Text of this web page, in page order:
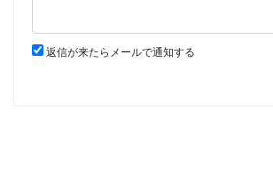
返信が来たらメールで通知する